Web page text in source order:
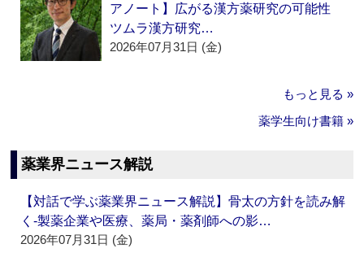
アノート】広がる漢方薬研究の可能性
ツムラ漢方研究…
2026年07月31日 (金)
もっと見る »
薬学生向け書籍 »
薬業界ニュース解説
【対話で学ぶ薬業界ニュース解説】骨太の方針を読み解
く‐製薬企業や医療、薬局・薬剤師への影…
2026年07月31日 (金)